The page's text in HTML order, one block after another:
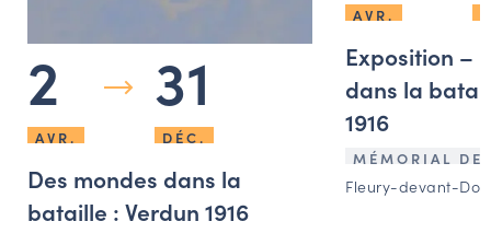
2
AVR.
31
DÉC.
Des mondes dans la
bataille : Verdun 1916
AVR.
Exposition –
dans la
1916
MÉMORIAL DE
Fleury-devant-